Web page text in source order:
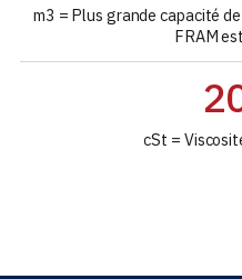
m3 = Plus grande capacité
FRAM
cSt =